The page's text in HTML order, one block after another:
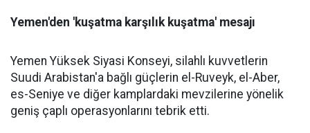
Yemen'den 'kuşatma karşılık kuşatma' mesajı
Yemen Yüksek Siyasi Konseyi, silahlı kuvvetlerin
Suudi Arabistan'a bağlı güçlerin el-Ruveyk, el-Aber,
es-Seniye ve diğer kamplardaki mevzilerine yönelik
geniş çaplı operasyonlarını tebrik etti.